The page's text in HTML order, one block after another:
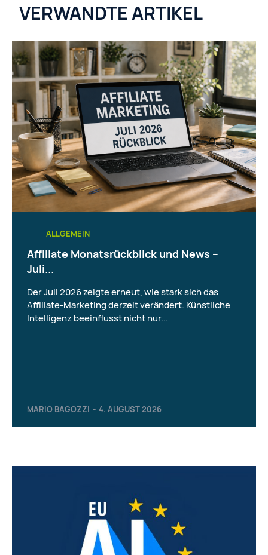
VERWANDTE ARTIKEL
ALLGEMEIN
Affiliate Monatsrückblick und News –
Juli...
MARIO BAGOZZI - 4. AUGUST 2026
Der Juli 2026 zeigte erneut, wie stark sich das
Affiliate-Marketing derzeit verändert. Künstliche
Intelligenz beeinflusst nicht nur...